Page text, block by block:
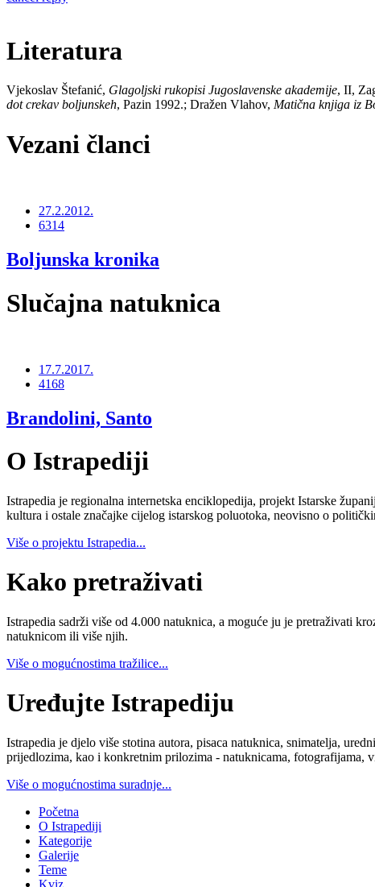
Literatura
Vjekoslav Štefanić, Glagoljski rukopisi Jugoslavenske akademije, II,
dot crekav boljunskeh, Pazin 1992.; Dražen Vlahov, Matična knjiga iz
Vezani članci
27.2.2012.
6314
Boljunska kronika
Slučajna natuknica
17.7.2017.
4168
Brandolini, Santo
O Istrapediji
Istrapedia je regionalna internetska enciklopedija, projekt Istarske
kultura i ostale značajke cijelog istarskog poluotoka, neovisno o
Više o projektu Istrapedia...
Kako pretraživati
Istrapedia sadrži više od 4.000 natuknica, a moguće ju je pretraživati
natuknicom ili više njih.
Više o mogućnostima tražilice...
Uređujte Istrapediju
Istrapedia je djelo više stotina autora, pisaca natuknica, snimatelja,
prijedlozima, kao i konkretnim prilozima - natuknicama, fotografijama,
Više o mogućnostima suradnje...
Početna
O Istrapediji
Kategorije
Galerije
Teme
Kviz